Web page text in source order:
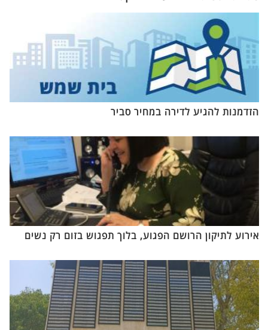
הזדמנות להגיע לדירה במחיר סביר
אירוע לתיקון הרושם הפגוע, בלוך תפגוש בזום רק נשים